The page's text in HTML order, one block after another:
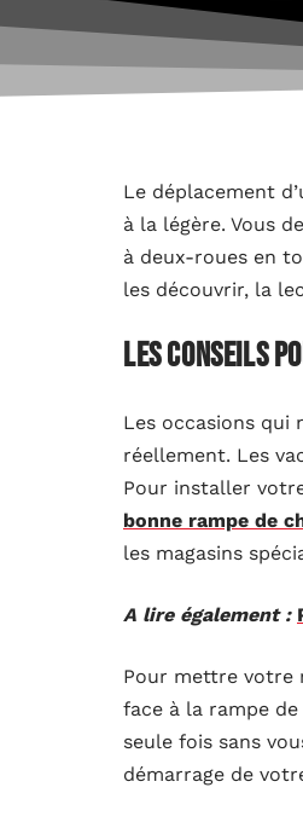
Le déplacement
à la légère. Vous
à deux-roues en
les découvrir, la
Les conseils
Les occasions
réellement. Les
Pour installer
bonne rampe de
les magasins
A lire également :
Pour mettre votre
face à la rampe
seule fois sans
démarrage de